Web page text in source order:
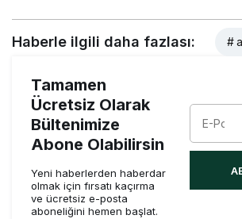
Haberle ilgili daha fazlası: #
Tamamen
Ücretsiz Olarak
Bültenimize
Abone Olabilirsin
Yeni haberlerden haberdar
olmak için fırsatı kaçırma
ve ücretsiz e-posta
aboneliğini hemen başlat.